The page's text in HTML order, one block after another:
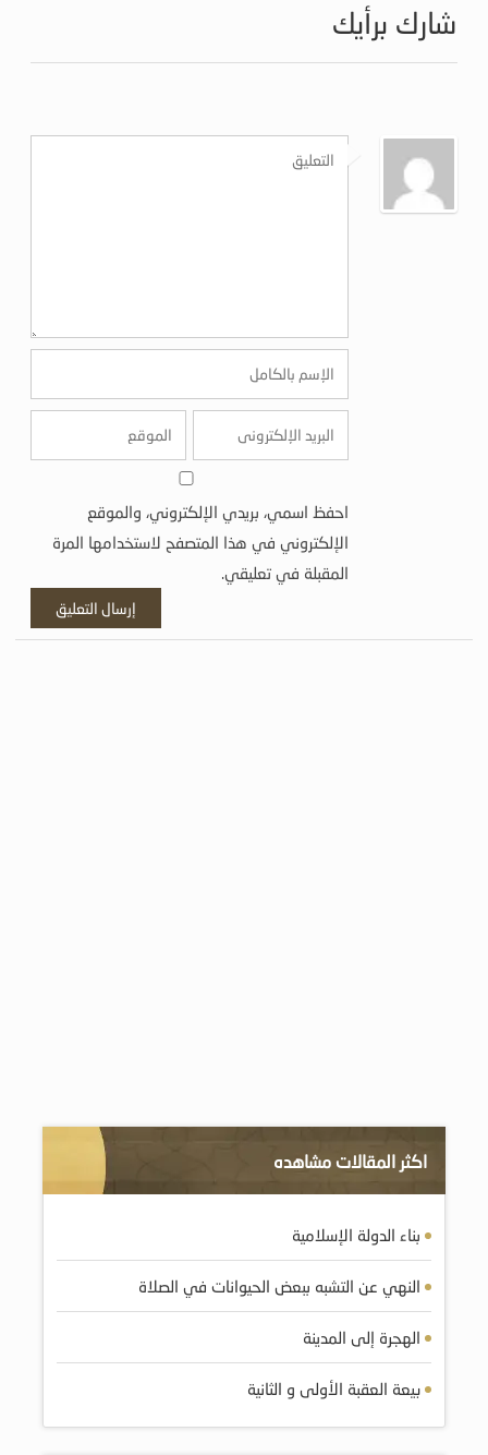
شارك برأيك
احفظ اسمي، بريدي الإلكتروني، والموقع
الإلكتروني في هذا المتصفح لاستخدامها المرة
المقبلة في تعليقي.
اكثر المقالات مشاهده
بناء الدولة الإسلامية
النهي عن التشبه ببعض الحيوانات في الصلاة
الهجرة إلى المدينة
بيعة العقبة الأولى و الثانية